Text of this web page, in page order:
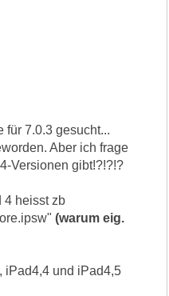
für 7.0.3 gesucht...
Aber ich frage
Versionen gibt!?!?!?
4 heisst zb
(warum eig.
iPad4,4 und iPad4,5